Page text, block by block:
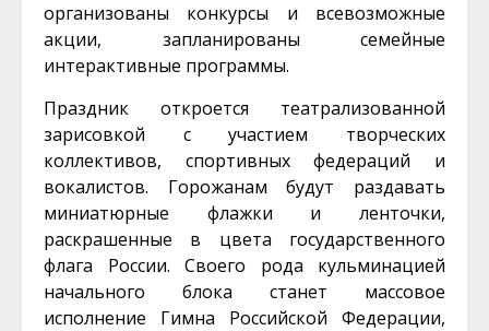
организованы конкурсы и всевозможные
акции, запланированы семейные
интерактивные программы.
Праздник откроется театрализованной
зарисовкой с участием творческих
коллективов, спортивных федераций и
вокалистов. Горожанам будут раздавать
миниатюрные флажки и ленточки,
раскрашенные в цвета государственного
флага России. Своего рода кульминацией
начального блока станет массовое
исполнение Гимна Российской Федерации,